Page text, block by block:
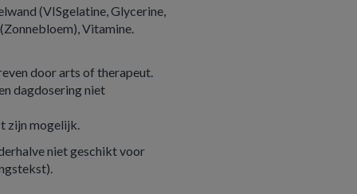
(VISgelatine, Glycerine,
Vitamine.
door arts of therapeut.
dagdosering niet
zijn mogelijk.
niet geschikt voor